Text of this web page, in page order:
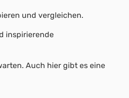
und vergleichen.
inspirierende
Auch hier gibt es eine